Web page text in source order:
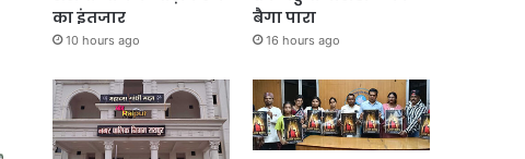
का इंतजार
10 hours ago
बैगा पारा
16 hours ago